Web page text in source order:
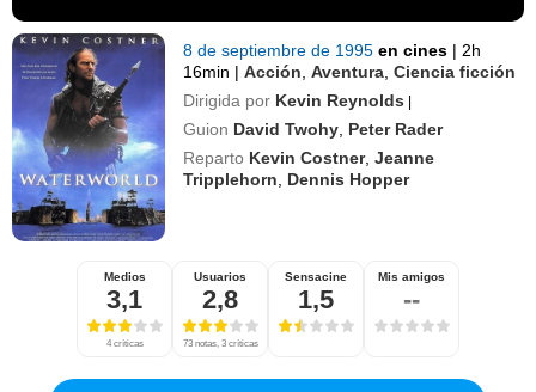
8 de septiembre de 1995en cines | 2h
16min | Acción ,Aventura ,Ciencia ficción
Dirigida por Kevin Reynolds |
Guion David Twohy Peter Rader
Reparto Kevin Costner,Jeanne
Tripplehorn
Dennis Hopper
Medios
3,1
4 críticas
Usuarios
2,8
73 notas, 3 críticas
Sensacine
1,5
Mis amigos
--